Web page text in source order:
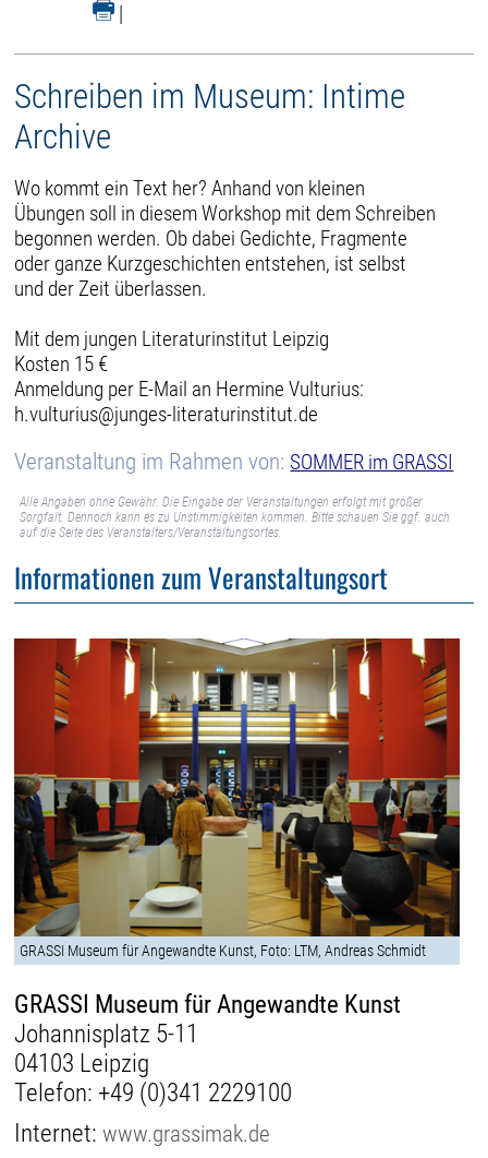
|
Schreiben im Museum: Intime
Archive
Wo kommt ein Text her? Anhand von kleinen
Übungen soll in diesem Workshop mit dem Schreiben
begonnen werden. Ob dabei Gedichte, Fragmente
oder ganze Kurzgeschichten entstehen, ist selbst
und der Zeit überlassen.
Mit dem jungen Literaturinstitut Leipzig
Kosten 15 €
Anmeldung per E-Mail an Hermine Vulturius:
h.vulturius@junges-literaturinstitut.de
Veranstaltung im Rahmen von: SOMMER im GRASSI
Alle Angaben ohne Gewähr. Die Eingabe der Veranstaltungen erfolgt mit großer
Sorgfalt. Dennoch kann es zu Unstimmigkeiten kommen. Bitte schauen Sie ggf. auch
auf die Seite des Veranstalters/Veranstaltungsortes.
Informationen zum Veranstaltungsort
GRASSI Museum für Angewandte Kunst, Foto: LTM, Andreas Schmidt
GRASSI Museum für Angewandte Kunst
Johannisplatz 5-11
04103 Leipzig
Telefon: +49 (0)341 2229100
Internet:www.grassimak.de